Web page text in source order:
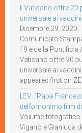
Il Vaticano offre
universale ai
Dicembre 29, 2020
Comunicato
19 e della Pontificia
Vaticano offre 20
universale ai
appeared first on
LEV: “Papa
dell’omonimo film
Volume fotografico
Viganò e Gianluca